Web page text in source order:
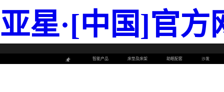
亚星·[中国]官方
智能产品 床垫及床架 助眠配套 沙发